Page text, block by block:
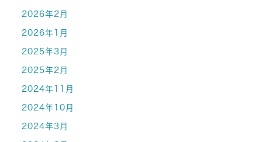
2026年2月
2026年1月
2025年3月
2025年2月
2024年11月
2024年10月
2024年3月